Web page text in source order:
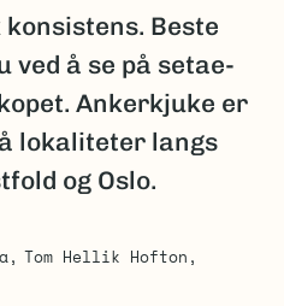
Beste
ved å se på setae-
Ankerkjuke er
lokaliteter langs
og Oslo.
Tom Hellik Hofton